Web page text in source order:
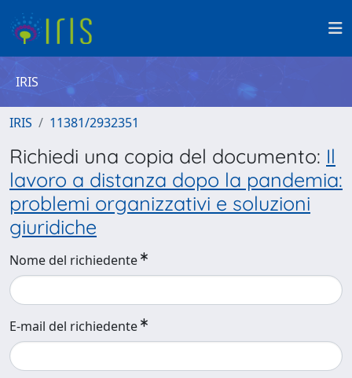
IRIS
IRIS 11381/2932351
Richiedi una copia del documento: Il
lavoro a distanza dopo la pandemia:
problemi organizzativi e soluzioni
giuridiche
Nome del richiedente
E-mail del richiedente